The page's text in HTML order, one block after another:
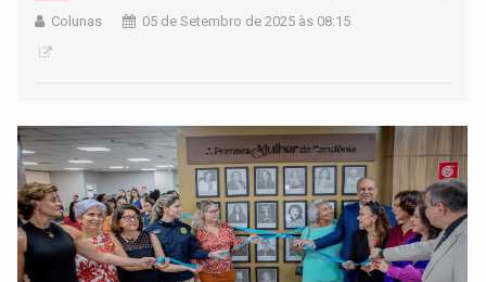
Colunas 05 de Setembro de 2025 às 08:15